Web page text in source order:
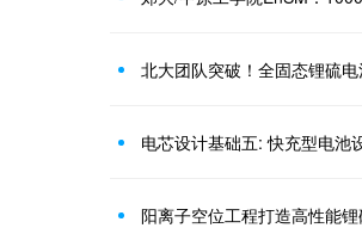
北大团队突破！全固态锂硫
电芯设计基础五: 快充型电池
阳离子空位工程打造高性能